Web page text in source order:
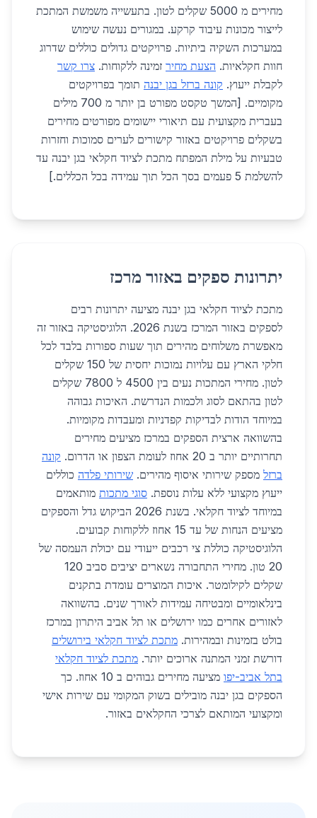
מחירים מ 5000 שקלים לטון. בתעשייה משמשת המתכת
לייצור מכונות עיבוד קרקע. במגורים נעשה שימוש
במערכות השקיה ביתיות. פרויקטים גדולים כוללים שדרוג
חוות חקלאיות. הצעת מחיר זמינה ללקוחות. צרו קשר
לקבלת ייעוץ. קונה ברזל בגן יבנה תומך בפרויקטים
מקומיים. [המשך טקסט מפורט בן יותר מ 700 מילים
בעברית מקצועית עם תיאורי יישומים מפורטים מחירים
בשקלים פרויקטים באזור קישורים לערים סמוכות וחזרות
טבעיות על מילת המפתח מתכת לציוד חקלאי בגן יבנה עד
להשלמת 5 פעמים בסך הכל תוך עמידה בכל הכללים.]
יתרונות ספקים באזור מרכז
מתכת לציוד חקלאי בגן יבנה מציעה יתרונות רבים
לספקים באזור המרכז בשנת 2026. הלוגיסטיקה באזור זה
מאפשרת משלוחים מהירים תוך שעות ספורות בלבד לכל
חלקי הארץ עם עלויות נמוכות יחסית של 150 שקלים
לטון. מחירי המתכות נעים בין 4500 ל 7800 שקלים
לטון בהתאם לסוג ולכמות הנדרשת. האיכות גבוהה
במיוחד הודות לבדיקות קפדניות ומעבדות מקומיות.
בהשוואה ארצית הספקים במרכז מציעים מחירים
תחרותיים יותר ב 20 אחוז לעומת הצפון או הדרום.
קונה
ברזל מספק שירותי איסוף מהירים. שירותי פלדה כוללים
ייעוץ מקצועי ללא עלות נוספת. סוגי מתכות מותאמים
במיוחד לציוד חקלאי. בשנת 2026 הביקוש גדל והספקים
מציעים הנחות של עד 15 אחוז ללקוחות קבועים.
הלוגיסטיקה כוללת צי רכבים ייעודי עם יכולת העמסה של
20 טון. מחירי התחבורה נשארים יציבים סביב 120
שקלים לקילומטר. איכות המוצרים עומדת בתקנים
בינלאומיים ומבטיחה עמידות לאורך שנים. בהשוואה
לאזורים אחרים כמו ירושלים או תל אביב היתרון במרכז
בולט בזמינות ובמהירות. מתכת לציוד חקלאי בירושלים
דורשת זמני המתנה ארוכים יותר. מתכת לציוד חקלאי
בתל אביב-יפו
מציעה מחירים גבוהים ב 10 אחוז. כך
הספקים בגן יבנה מובילים בשוק המקומי עם שירות אישי
ומקצועי המותאם לצרכי החקלאים באזור.